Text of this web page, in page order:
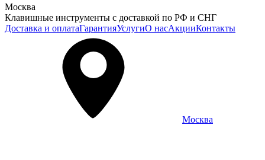
Москва
Клавишные инструменты с доставкой по РФ и СНГ
Доставка и оплатаГарантияУслугиО насАкцииКонтакты
Москва